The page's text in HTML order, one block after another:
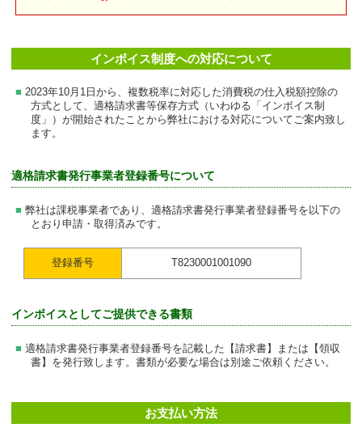
インボイス制度への対応について
2023年10月1日から、複数税率に対応した消費税の仕入税額控除の
方式として、適格請求書等保存方式（いわゆる「インボイス制
度」）が開始されたことから弊社における対応についてご案内致し
ます。
適格請求書発行事業者登録番号について
弊社は課税事業者であり、適格請求書発行事業者登録番号を以下の
とおり申請・取得済みです。
登録番号 T8230001001090
インボイスとしてご提供できる書類
適格請求書発行事業者登録番号を記載した【請求書】または【領収
書】を発行致します。書類が必要な場合は別途ご依頼ください。
お支払い方法